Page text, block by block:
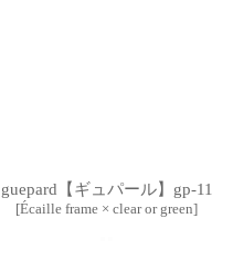
guepard【ギュパール】gp-11
[Écaille frame × clear or green]